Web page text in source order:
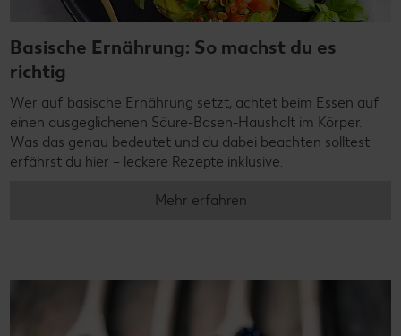
Basische Ernährung: So machst du es
richtig
Wer auf basische Ernährung setzt, achtet beim Essen auf
einen ausgeglichenen Säure-Basen-Haushalt im Körper.
Was das genau bedeutet und du dabei beachten solltest
erfährst du hier – leckere Rezepte inklusive.
Mehr erfahren